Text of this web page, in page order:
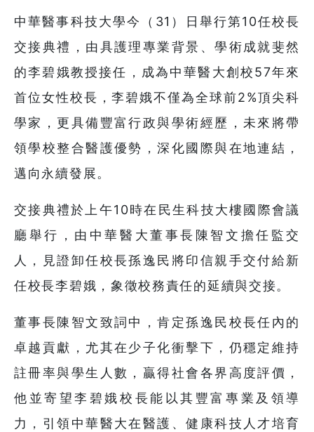
中華醫事科技大學今（31）日舉行第10任校長
交接典禮，由具護理專業背景、學術成就斐然
的李碧娥教授接任，成為中華醫大創校57年來
首位女性校長，李碧娥不僅為全球前2%頂尖科
學家，更具備豐富行政與學術經歷，未來將帶
領學校整合醫護優勢，深化國際與在地連結，
邁向永續發展。
交接典禮於上午10時在民生科技大樓國際會議
廳舉行，由中華醫大董事長陳智文擔任監交
人，見證卸任校長孫逸民將印信親手交付給新
任校長李碧娥，象徵校務責任的延續與交接。
董事長陳智文致詞中，肯定孫逸民校長任內的
卓越貢獻，尤其在少子化衝擊下，仍穩定維持
註冊率與學生人數，贏得社會各界高度評價，
他並寄望李碧娥校長能以其豐富專業及領導
力，引領中華醫大在醫護、健康科技人才培育